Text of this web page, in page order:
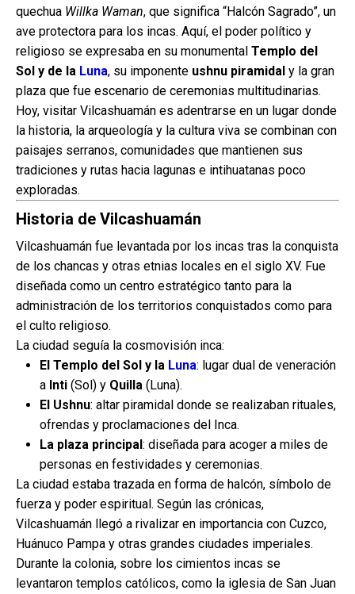
quechua Willka Waman, que significa “Halcón Sagrado”, un
ave protectora para los incas. Aquí, el poder político y
religioso se expresaba en su monumental Templo del
Sol y de la Luna, su imponente ushnu piramidal y la gran
plaza que fue escenario de ceremonias multitudinarias.
Hoy, visitar Vilcashuamán es adentrarse en un lugar donde
la historia, la arqueología y la cultura viva se combinan con
paisajes serranos, comunidades que mantienen sus
tradiciones y rutas hacia lagunas e intihuatanas poco
exploradas.
Historia de Vilcashuamán
Vilcashuamán fue levantada por los incas tras la conquista
de los chancas y otras etnias locales en el siglo XV. Fue
diseñada como un centro estratégico tanto para la
administración de los territorios conquistados como para
el culto religioso.
La ciudad seguía la cosmovisión inca:
El Templo del Sol y la Luna: lugar dual de veneración
a Inti (Sol) y Quilla (Luna).
El Ushnu: altar piramidal donde se realizaban rituales,
ofrendas y proclamaciones del Inca.
La plaza principal: diseñada para acoger a miles de
personas en festividades y ceremonias.
La ciudad estaba trazada en forma de halcón, símbolo de
fuerza y poder espiritual. Según las crónicas,
Vilcashuamán llegó a rivalizar en importancia con Cuzco,
Huánuco Pampa y otras grandes ciudades imperiales.
Durante la colonia, sobre los cimientos incas se
levantaron templos católicos, como la iglesia de San Juan